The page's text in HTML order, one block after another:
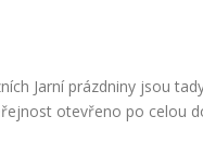
Jarní prázdniny jsou
otevřeno po celou